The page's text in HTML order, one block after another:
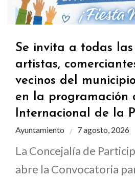
Se invita a todas las
artistas,
vecinos del
en la programación
Internacional de la
Ayuntamiento 7 agosto, 2026
La Concejalía de
abre la Convocatoria